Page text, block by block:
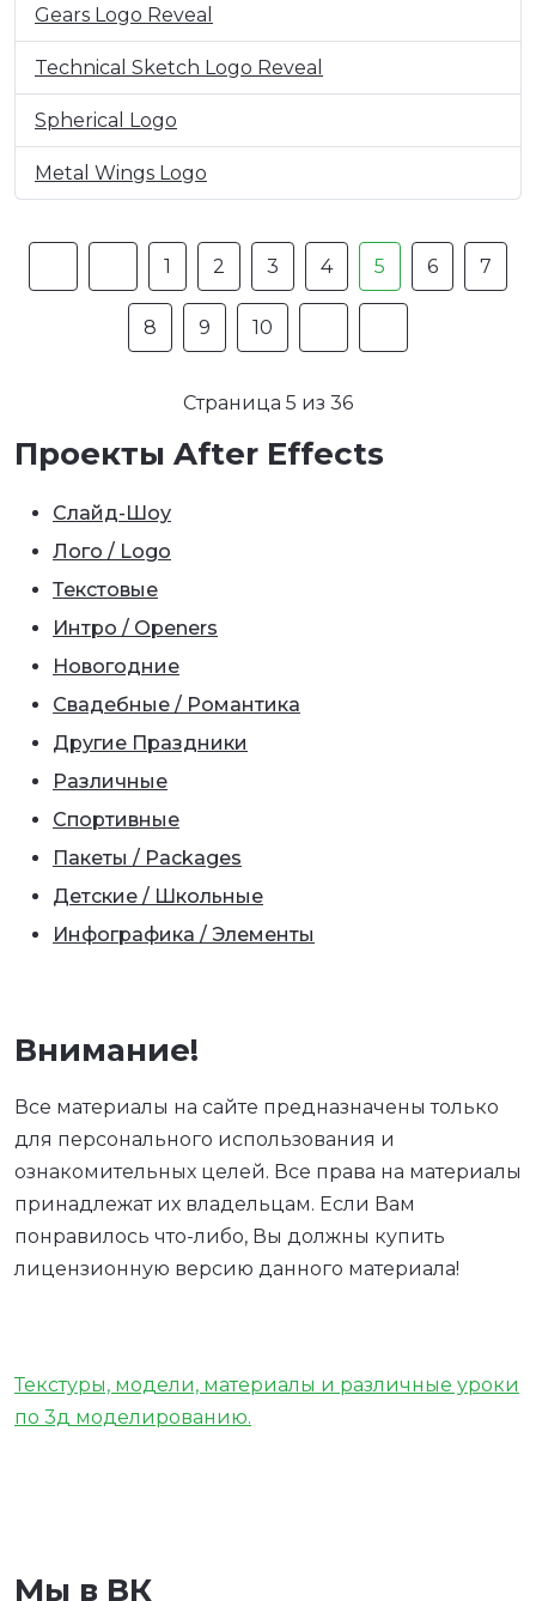
Gears Logo Reveal
Technical Sketch Logo Reveal
Spherical Logo
Metal Wings Logo
1 2 3 4 5 6 7
8 9 10
Страница 5 из 36
Проекты After Effects
Слайд-Шоу
Лого / Logo
Текстовые
Интро / Openers
Новогодние
Свадебные / Романтика
Другие Праздники
Различные
Спортивные
Пакеты / Packages
Детские / Школьные
Инфографика / Элементы
Внимание!
Все материалы на сайте предназначены только
для персонального использования и
ознакомительных целей. Все права на материалы
принадлежат их владельцам. Если Вам
понравилось что-либо, Вы должны купить
лицензионную версию данного материала!
Текстуры, модели, материалы и различные уроки
по 3д моделированию.
Мы в ВК